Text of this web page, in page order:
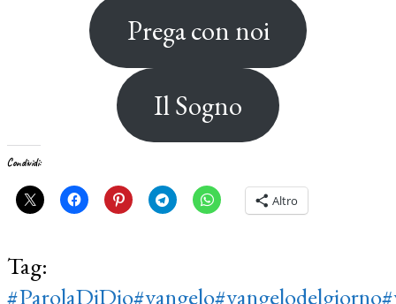
Prega con noi
Il Sogno
Condividi:
Altro
Tag:
#ParolaDiDio#vangelo#vangelodelgiorno